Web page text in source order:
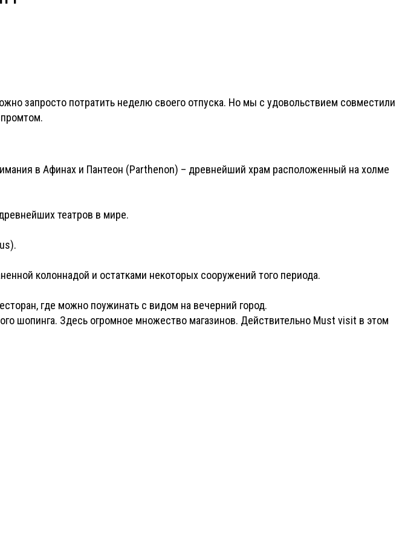
запросто потратить неделю своего отпуска. Но мы с удовольствием совместили
в Афинах и Пантеон (Parthenon) – древнейший храм расположенный на холме
театров в мире.
колоннадой и остатками некоторых сооружений того периода.
где можно поужинать с видом на вечерний город.
шопинга. Здесь огромное множество магазинов. Действительно Must visit в этом